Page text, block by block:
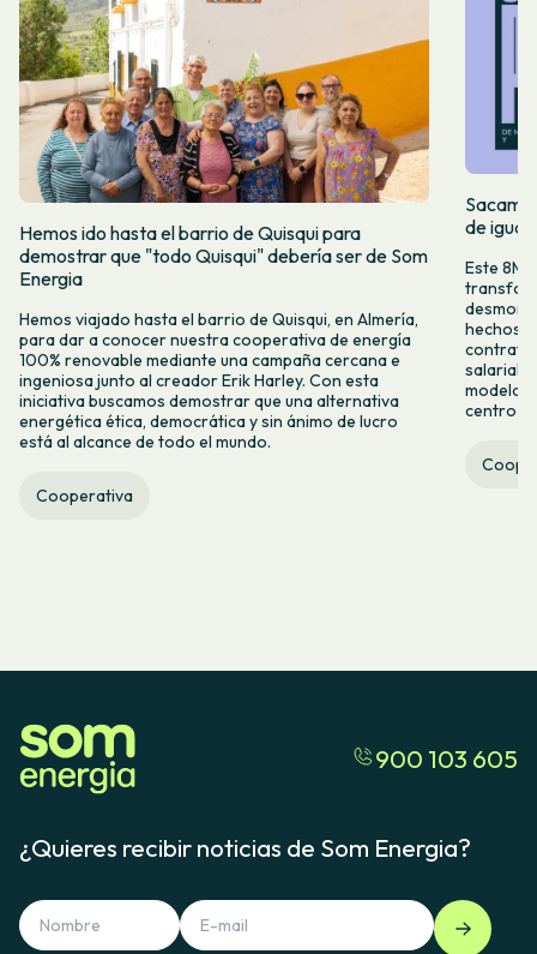
Hemos ido hasta el barrio de Quisqui para
demostrar que "todo Quisqui" debería ser de Som
Energia
Hemos viajado hasta el barrio de Quisqui, en Almería,
para dar a conocer nuestra cooperativa de energía
100% renovable mediante una campaña cercana e
ingeniosa junto al creador Erik Harley. Con esta
iniciativa buscamos demostrar que una alternativa
energética ética, democrática y sin ánimo de lucro
está al alcance de todo el mundo.
Cooperativa
de
Este 8M,
hechos y
salarial y
modelo
centro
900 103 605
¿Quieres recibir noticias de Som Energia?